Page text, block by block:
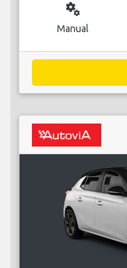
miscellaneous_services
Manual